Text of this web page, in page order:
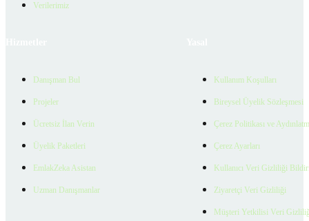
Verilerimiz
Danışman Bul
Projeler
Ücretsiz İlan Verin
Üyelik Paketleri
EmlakZeka Asistan
Uzman Danışmanlar
Kullanım Koşulları
Bireysel Üyelik Sözleşmesi
Çerez Politikası ve
Çerez Ayarları
Kullanıcı Veri Gizliliği
Ziyaretçi Veri Gizliliği
Müşteri Yetkilisi Veri